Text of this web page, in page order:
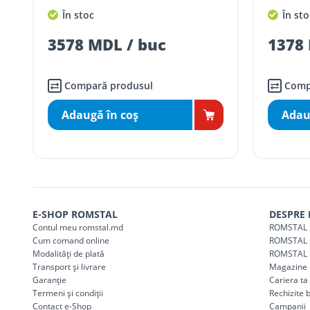
(comanda online, comanda
(comanda online, comanda
În stoc
3578 MDL / buc
Compară produsul
Adaugă în coş
În
E-SHOP ROMSTAL
Contul meu romstal.md
Cum comand online
Modalități de plată
Transport și livrare
Garanție
Termeni și condiții
Contact e-Shop
Magazine
Cariera ta
Rechizite
Campanii